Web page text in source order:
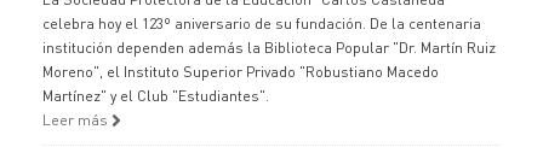
celebra hoy el 123º aniversario de su fundación. De la centenaria
institución dependen además la Biblioteca Popular "Dr. Martín Ruiz
Moreno", el Instituto Superior Privado "Robustiano Macedo
Martínez" y el Club "Estudiantes".
Leer más